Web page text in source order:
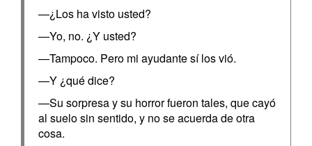
—¿Los ha visto usted?
—Yo, no. ¿Y usted?
—Tampoco. Pero mi ayudante sí los vió.
—Y ¿qué dice?
—Su sorpresa y su horror fueron tales, que cayó
al suelo sin sentido, y no se acuerda de otra
cosa.